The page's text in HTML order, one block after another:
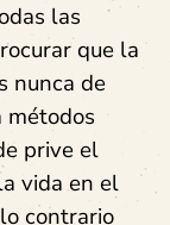
las
que la
nunca de
métodos
prive el
vida en el
contrario